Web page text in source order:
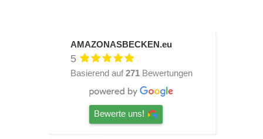
AMAZONASBECKEN.eu
5
Basierend auf 271 Bewertungen
Bewerte uns!